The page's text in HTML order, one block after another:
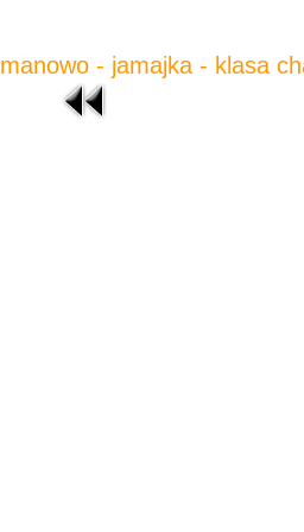
manowo - jamajka - klasa